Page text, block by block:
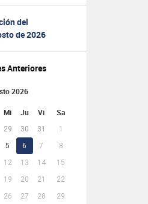
del
de 2026
Anteriores
2026
Mi Ju Vi Sa
29 30 31
1
5 6 7
8
12 13 14
15
19 20 21
22
26 27 28
29